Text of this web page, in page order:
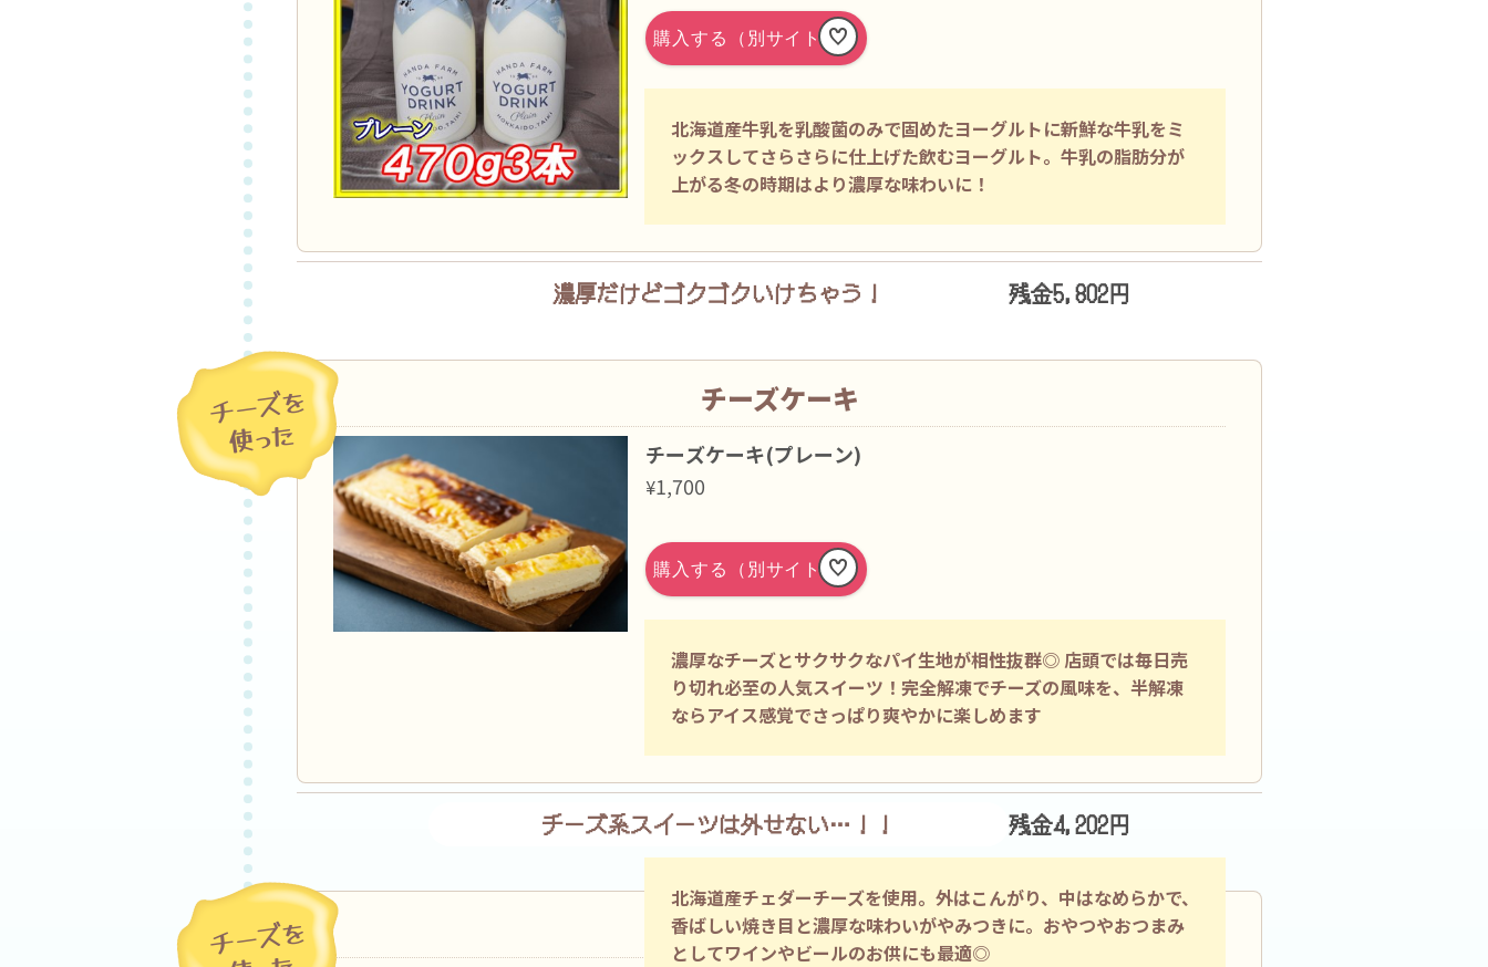
北海道産牛乳を乳酸菌のみで固めたヨーグルトに新鮮な牛乳をミ
ックスしてさらさらに仕上げた飲むヨーグルト。牛乳の脂肪分が
上がる冬の時期はより濃厚な味わいに！
濃厚だけどゴクゴクいけちゃう！ 残金5,802円
チーズケーキ
チーズケーキ(プレーン)
¥1,700
濃厚なチーズとサクサクなパイ生地が相性抜群◎ 店頭では毎日売
り切れ必至の人気スイーツ！完全解凍でチーズの風味を、半解凍
ならアイス感覚でさっぱり爽やかに楽しめます
チーズ系スイーツは外せない…！！ 残金4,202円
焼きチェダーチーズ
北海道産チェダーチーズを使用。外はこんがり、中はなめらかで、
香ばしい焼き目と濃厚な味わいがやみつきに。おやつやおつまみ
としてワインやビールのお供にも最適◎